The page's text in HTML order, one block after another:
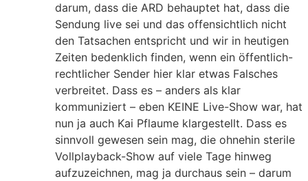
darum, dass die ARD behauptet hat, dass die
Sendung live sei und das offensichtlich nicht
den Tatsachen entspricht und wir in heutigen
Zeiten bedenklich finden, wenn ein öffentlich-
rechtlicher Sender hier klar etwas Falsches
verbreitet. Dass es – anders als klar
kommuniziert – eben KEINE Live-Show war, hat
nun ja auch Kai Pflaume klargestellt. Dass es
sinnvoll gewesen sein mag, die ohnehin sterile
Vollplayback-Show auf viele Tage hinweg
aufzuzeichnen, mag ja durchaus sein – darum